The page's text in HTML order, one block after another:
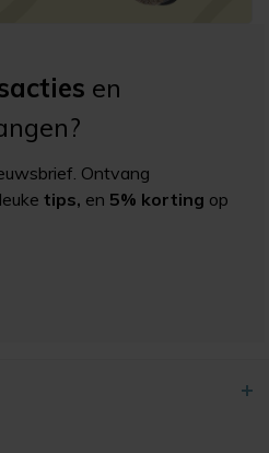
en
Ontvang
leuketips, en 5% korting op